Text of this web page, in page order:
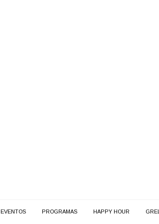
EVENTOS PROGRAMAS HAPPY HOUR